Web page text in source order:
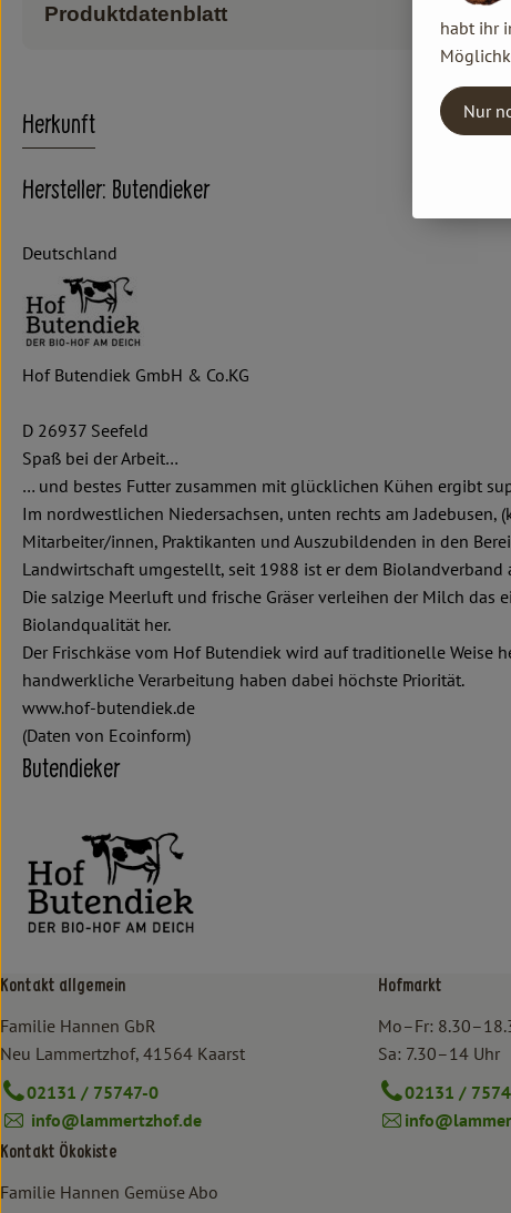
Produktdatenblatt
Herkunft
Hersteller: Butendieker
Deutschland
Hof Butendiek GmbH & Co.KG
D 26937 Seefeld
Spaß bei der Arbeit…
… und bestes Futter zusammen mit glücklichen Kühen ergibt
Im nordwestlichen Niedersachsen, unten rechts am
Mitarbeiter/innen, Praktikanten und Auszubildenden in den
Landwirtschaft umgestellt, seit 1988 ist er dem
Die salzige Meerluft und frische Gräser verleihen der Milch
Biolandqualität her.
Der Frischkäse vom Hof Butendiek wird auf traditionelle Weise
handwerkliche Verarbeitung haben dabei höchste Priorität.
www.hof-butendiek.de
(Daten von Ecoinform)
Butendieker
Kontakt allgemein
Familie Hannen GbR
Neu Lammertzhof, 41564 Kaarst
02131 / 75747-0
info@lammertzhof.de
Kontakt Ökokiste
Familie Hannen Gemüse Abo
Hofmarkt
Mo–Fr:
Sa: 7.30–14 Uhr
02131 /
habt ihr
Nur